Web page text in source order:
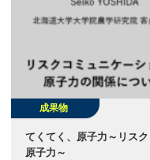
成果物
てくてく、原子力～リス
原子力～